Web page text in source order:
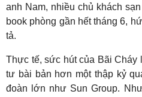
anh Nam, nhiều chủ khách
book phòng gần hết tháng 6,
tả.
Thực tế, sức hút của Bãi
tư bài bản hơn một thập kỷ
đoàn lớn như Sun Group.